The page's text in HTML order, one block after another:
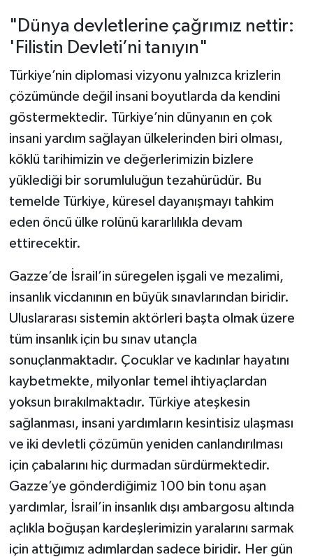
"Dünya devletlerine çağrımız nettir:
'Filistin Devleti’ni tanıyın"
Türkiye’nin diplomasi vizyonu yalnızca krizlerin
çözümünde değil insani boyutlarda da kendini
göstermektedir. Türkiye’nin dünyanın en çok
insani yardım sağlayan ülkelerinden biri olması,
köklü tarihimizin ve değerlerimizin bizlere
yüklediği bir sorumluluğun tezahürüdür. Bu
temelde Türkiye, küresel dayanışmayı tahkim
eden öncü ülke rolünü kararlılıkla devam
ettirecektir.
Gazze’de İsrail’in süregelen işgali ve mezalimi,
insanlık vicdanının en büyük sınavlarından biridir.
Uluslararası sistemin aktörleri başta olmak üzere
tüm insanlık için bu sınav utançla
sonuçlanmaktadır. Çocuklar ve kadınlar hayatını
kaybetmekte, milyonlar temel ihtiyaçlardan
yoksun bırakılmaktadır. Türkiye ateşkesin
sağlanması, insani yardımların kesintisiz ulaşması
ve iki devletli çözümün yeniden canlandırılması
için çabalarını hiç durmadan sürdürmektedir.
Gazze’ye gönderdiğimiz 100 bin tonu aşan
yardımlar, İsrail’in insanlık dışı ambargosu altında
açlıkla boğuşan kardeşlerimizin yaralarını sarmak
için attığımız adımlardan sadece biridir. Her gün